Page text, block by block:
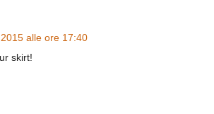
alle ore 17:40
skirt!